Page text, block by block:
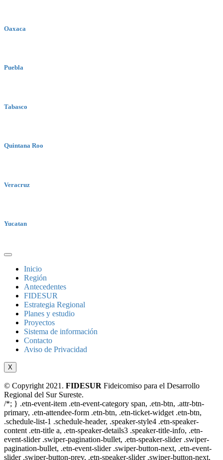
Oaxaca
Puebla
Tabasco
Quintana Roo
Veracruz
Yucatan
Inicio
Región
Antecedentes
FIDESUR
Estrategia Regional
Planes y estudio
Proyectos
Sistema de información
Contacto
Aviso de Privacidad
X
© Copyright 2021. FIDESUR Fideicomiso para el Desarrollo
Regional del Sur Sureste.
/*; } .etn-event-item .etn-event-category span, .etn-btn, .attr-btn-
primary, .etn-attendee-form .etn-btn, .etn-ticket-widget .etn-btn,
.schedule-list-1 .schedule-header, .speaker-style4 .etn-speaker-
content .etn-title a, .etn-speaker-details3 .speaker-title-info, .etn-
event-slider .swiper-pagination-bullet, .etn-speaker-slider .swiper-
pagination-bullet, .etn-event-slider .swiper-button-next, .etn-event-
slider .swiper-button-prev, .etn-speaker-slider .swiper-button-next,